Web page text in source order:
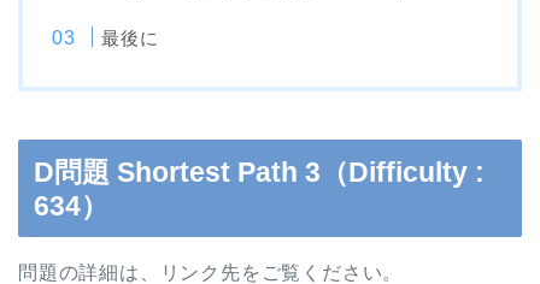
最後に
D問題 Shortest Path 3（Difficulty :
634）
問題の詳細は、リンク先をご覧ください。